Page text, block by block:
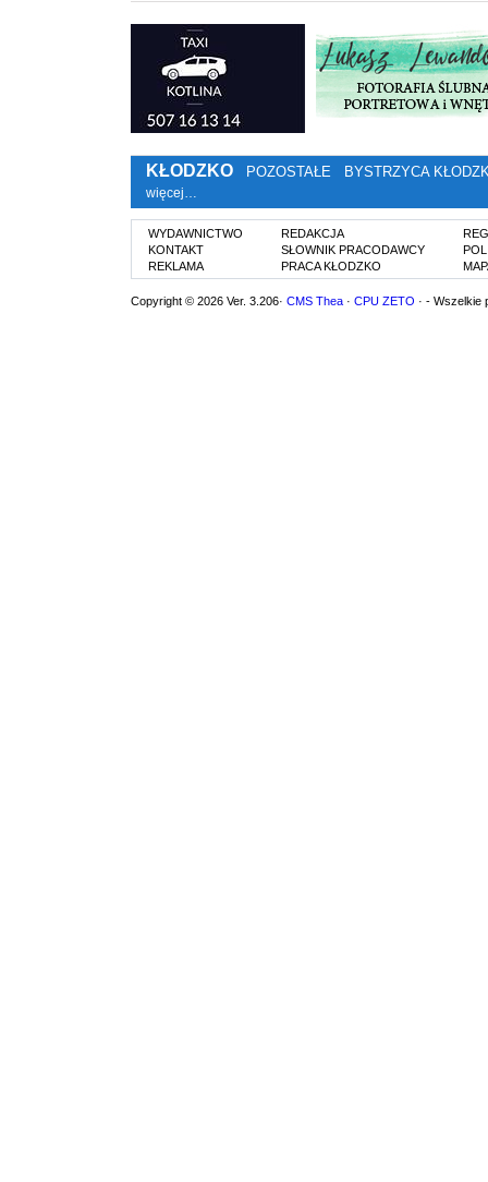
KŁODZKO POZOSTAŁE BYSTRZYCA
więcej…
WYDAWNICTWO
KONTAKT
REKLAMA
REDAKCJA
SŁOWNIK PRACODAWCY
PRACA KŁODZKO
Copyright © 2026 Ver. 3.206· CMS Thea · CPU ZETO · - Wszelkie